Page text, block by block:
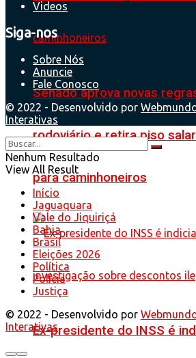
Senado aprova novas
rodoviário e retira piso
para caminhoneiros
Ex-presidente do INSS é
Videos
Siga-nos
Sobre Nós
Anuncie
Fale Conosco
© 2022 - Desenvolvido por
Interativas
Nenhum Resultado
View All Result
Início
Jaguaquara
Vale do Jiquiriçá
Bahia
Brasil
Eleições 2026
Política
Polícia
Justiça
© 2022 - Desenvolvido por
Interativas